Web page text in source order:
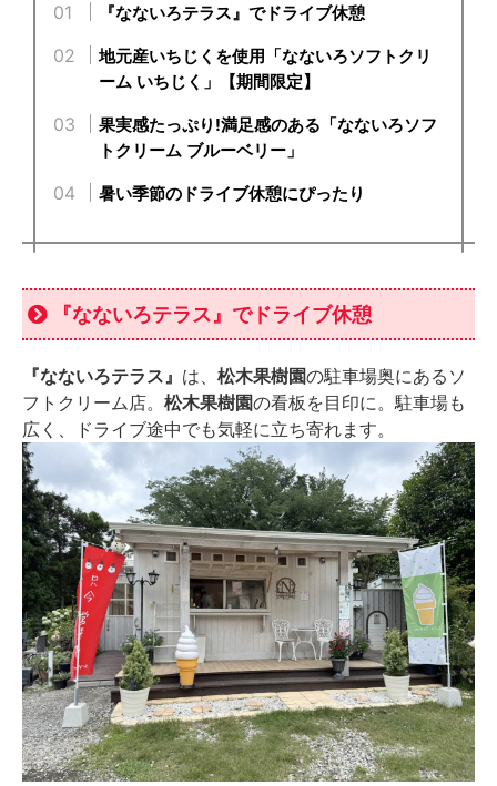
『なないろテラス』でドライブ休憩
地元産いちじくを使用「なないろソフトクリ
ーム いちじく」【期間限定】
果実感たっぷり!満足感のある「なないろソフ
トクリーム ブルーベリー」
暑い季節のドライブ休憩にぴったり
『なないろテラス』でドライブ休憩
『なないろテラス』 は、 松木果樹園の駐車場奥にあるソ
フトクリーム店。 松木果樹園の看板を目印に。駐車場も
広く、ドライブ途中でも気軽に立ち寄れます。